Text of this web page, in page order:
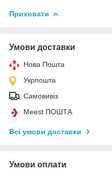
Приховати
Умови доставки
Нова Пошта
Укрпошта
Самовивіз
Meest ПОШТА
Всі умови доставки
Умови оплати